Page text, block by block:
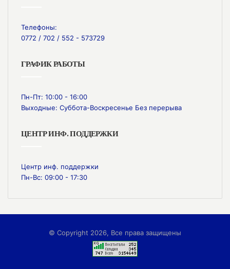
Телефоны:
0772 / 702 / 552 - 573729
ГРАФИК РАБОТЫ
Пн-Пт: 10:00 - 16:00
Выходные: Суббота-Воскресенье Без перерыва
ЦЕНТР ИНФ. ПОДДЕРЖКИ
Центр инф. поддержки
Пн-Вс: 09:00 - 17:30
© Copyright 2026, Все права защищены